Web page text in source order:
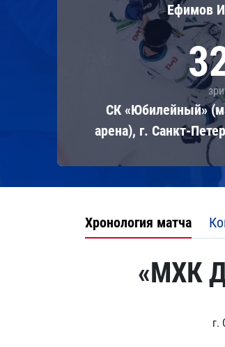
Ефимов
СК «Юбилейный»
арена), г. Санкт-
Хронология матча
«МХК
г.